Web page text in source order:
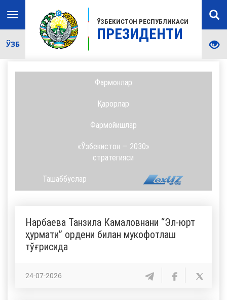
ЎЗБЕКИСТОН РЕСПУБЛИКАСИ
ПРЕЗИДЕНТИ
Toggle
navigation
ЎЗБ
Фармонлар
Қарорлар
Фармойишлар
«Ўзбекистон — 2030»
стратегияси
Ташаббуслар
Нарбаева Танзила Камаловнани “Эл-юрт
ҳурмати” ордени билан мукофотлаш
тўғрисида
24-07-2026